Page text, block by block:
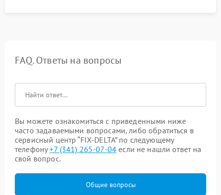
FAQ. Ответы на вопросы
Вы можете ознакомиться с приведенными ниже
часто задаваемыми вопросами, либо обратиться в
сервисный центр “FIX-DELTA” по следующему
телефону+7 (341) 265-07-04 если не нашли ответ на
свой вопрос.
Общие вопросы